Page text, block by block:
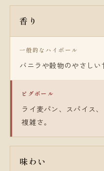
香り
一般的なハイボール
バニラや穀物のやさしい
ピグボール
ライ麦パン、スパイス
複雑さ。
味わい